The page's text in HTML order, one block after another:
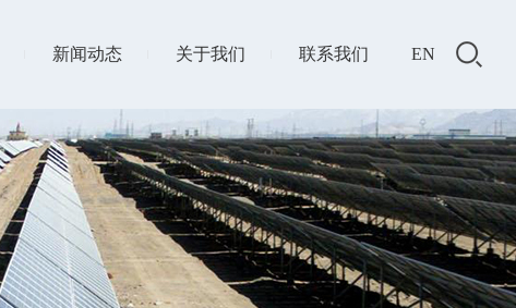
EN
新闻动态 关于我们 联系我们